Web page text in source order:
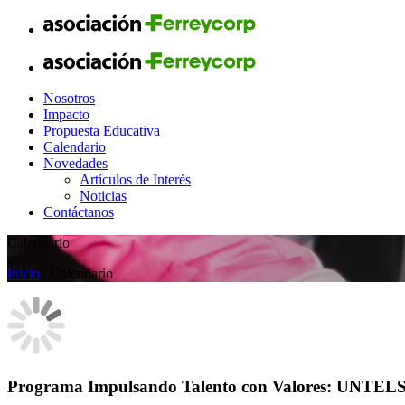
Nosotros
Impacto
Propuesta Educativa
Calendario
Novedades
Artículos de Interés
Noticias
Contáctanos
Calendario
Inicio / Calendario
Programa Impulsando Talento con Valores: